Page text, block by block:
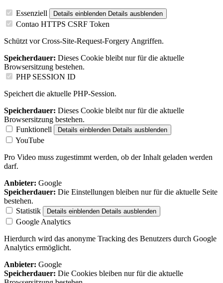
Essenziell Details einblenden Details ausblenden
Contao HTTPS CSRF Token
Schützt vor Cross-Site-Request-Forgery Angriffen.
Speicherdauer: Dieses Cookie bleibt nur für die aktuelle
Browsersitzung bestehen.
PHP SESSION ID
Speichert die aktuelle PHP-Session.
Speicherdauer: Dieses Cookie bleibt nur für die aktuelle
Browsersitzung bestehen.
Funktionell
Details einblenden Details ausblenden
YouTube
Pro Video muss zugestimmt werden, ob der Inhalt geladen werden
darf.
Anbieter: Google
Speicherdauer: Die Einstellungen bleiben nur für die aktuelle Seite
bestehen.
Statistik
Details einblenden Details ausblenden
Google Analytics
Hierdurch wird das anonyme Tracking des Benutzers durch Google
Analytics ermöglicht.
Anbieter: Google
Speicherdauer: Die Cookies bleiben nur für die aktuelle